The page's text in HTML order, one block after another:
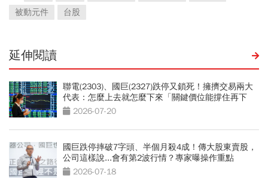
被動元件
台股
延伸閱讀
聯電(2303)、國巨(2327)跌停又鎖死！擁擠交易兩大
代表：怎麼上去就怎麼下來「關鍵價位能撐住再下
手」2026-07-20
國巨跌停摔破7字頭、半個月殺4成！傳大股東賣股，
公司這樣說...會有第2波行情？專家曝操作重點
2026-07-18